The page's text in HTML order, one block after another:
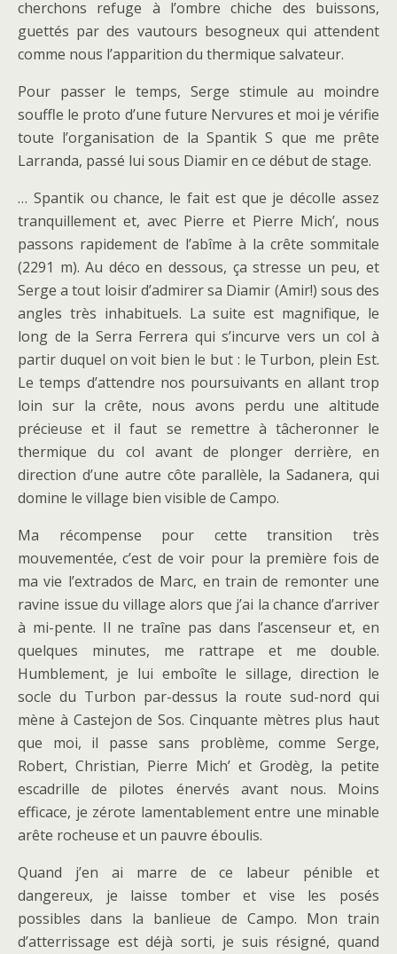
cherchons refuge à l’ombre chiche des buissons,
guettés par des vautours besogneux qui attendent
comme nous l’apparition du thermique salvateur.
Pour passer le temps, Serge stimule au moindre
souffle le proto d’une future Nervures et moi je vérifie
toute l’organisation de la Spantik S que me prête
Larranda, passé lui sous Diamir en ce début de stage.
… Spantik ou chance, le fait est que je décolle assez
tranquillement et, avec Pierre et Pierre Mich’, nous
passons rapidement de l’abîme à la crête sommitale
(2291 m). Au déco en dessous, ça stresse un peu, et
Serge a tout loisir d’admirer sa Diamir (Amir!) sous des
angles très inhabituels. La suite est magnifique, le
long de la Serra Ferrera qui s’incurve vers un col à
partir duquel on voit bien le but : le Turbon, plein Est.
Le temps d’attendre nos poursuivants en allant trop
loin sur la crête, nous avons perdu une altitude
précieuse et il faut se remettre à tâcheronner le
thermique du col avant de plonger derrière, en
direction d’une autre côte parallèle, la Sadanera, qui
domine le village bien visible de Campo.
Ma récompense pour cette transition très
mouvementée, c’est de voir pour la première fois de
ma vie l’extrados de Marc, en train de remonter une
ravine issue du village alors que j’ai la chance d’arriver
à mi-pente. Il ne traîne pas dans l’ascenseur et, en
quelques minutes, me rattrape et me double.
Humblement, je lui emboîte le sillage, direction le
socle du Turbon par-dessus la route sud-nord qui
mène à Castejon de Sos. Cinquante mètres plus haut
que moi, il passe sans problème, comme Serge,
Robert, Christian, Pierre Mich’ et Grodèg, la petite
escadrille de pilotes énervés avant nous. Moins
efficace, je zérote lamentablement entre une minable
arête rocheuse et un pauvre éboulis.
Quand j’en ai marre de ce labeur pénible et
dangereux, je laisse tomber et vise les posés
possibles dans la banlieue de Campo. Mon train
d’atterrissage est déjà sorti, je suis résigné, quand